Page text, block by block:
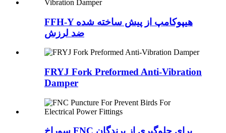
FFH-Y هیپوکامپ از پیش ساخته شده
ضد لرزش
FRYJ Fork Preformed Anti-Vibration
Damper